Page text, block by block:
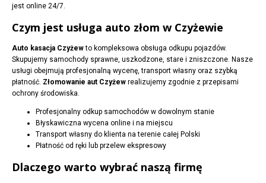
jest online 24/7.
Czym jest usługa auto złom w Czyżewie
Auto kasacja Czyżewto kompleksowa obsługa odkupu pojazdów.
Skupujemy samochody sprawne, uszkodzone, stare i zniszczone. Nasze
usługi obejmują profesjonalną wycenę, transport własny oraz szybką
płatność. Złomowanie aut Czyżew realizujemy zgodnie z przepisami
ochrony środowiska.
Profesjonalny odkup samochodów w dowolnym stanie
Błyskawiczna wycena online i na miejscu
Transport własny do klienta na terenie całej Polski
Płatność od ręki lub przelew ekspresowy
Dlaczego warto wybrać naszą firmę